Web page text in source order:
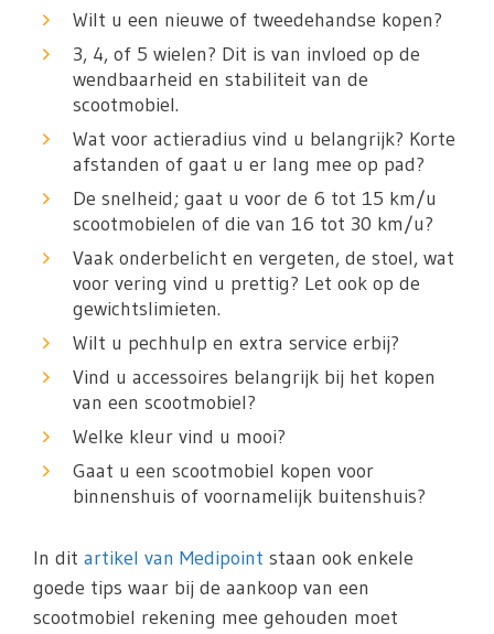
Wilt u een nieuwe of tweedehandse kopen?
3, 4, of 5 wielen? Dit is van invloed op de
wendbaarheid en stabiliteit van de
scootmobiel.
Wat voor actieradius vind u belangrijk? Korte
afstanden of gaat u er lang mee op pad?
De snelheid; gaat u voor de 6 tot 15 km/u
scootmobielen of die van 16 tot 30 km/u?
Vaak onderbelicht en vergeten, de stoel, wat
voor vering vind u prettig? Let ook op de
gewichtslimieten.
Wilt u pechhulp en extra service erbij?
Vind u accessoires belangrijk bij het kopen
van een scootmobiel?
Welke kleur vind u mooi?
Gaat u een scootmobiel kopen voor
binnenshuis of voornamelijk buitenshuis?
In dit artikel van Medipoint staan ook enkele
goede tips waar bij de aankoop van een
scootmobiel rekening mee gehouden moet